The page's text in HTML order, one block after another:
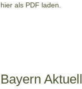
hier als PDF laden.
Bayern Aktuell